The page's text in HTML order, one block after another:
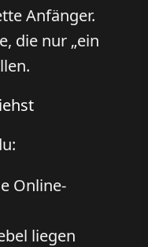
Anfänger.
die nur „ein
Online-
liegen